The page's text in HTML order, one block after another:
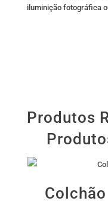
iluminição fotográfica
Produtos